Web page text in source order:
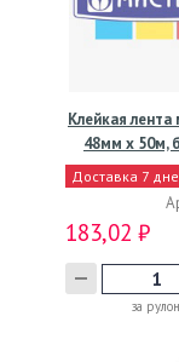
Клейкая лента
48мм х 50м,
Доставка 7
183,02 ₽
за рулон